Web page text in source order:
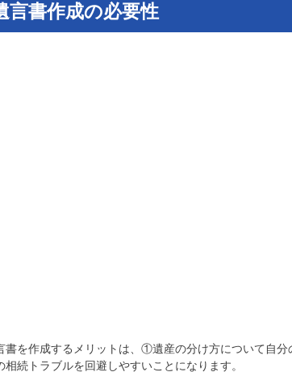
言書作成の必要性
書を作成するメリットは、①遺産の分け方について自
相続トラブルを回避しやすいことになります。